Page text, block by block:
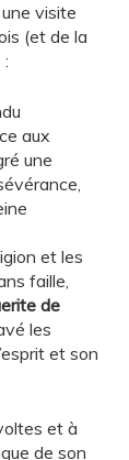
visite
(et de la
aux
une
et les
faille,
de
les
et son
et à
de son